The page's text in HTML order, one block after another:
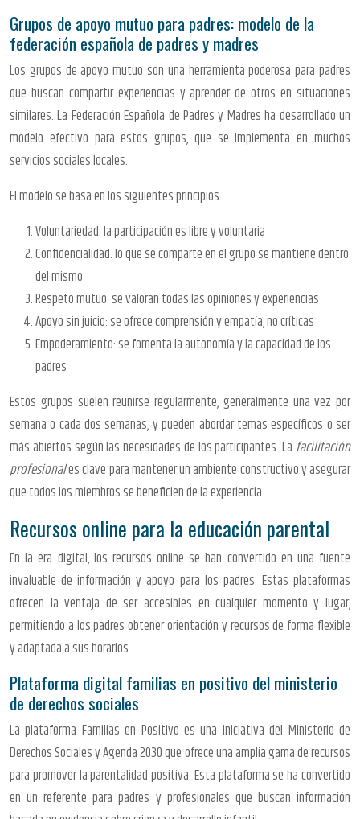
Grupos de apoyo mutuo para padres: modelo de la
federación española de padres y madres
Los grupos de apoyo mutuo son una herramienta poderosa para padres
que buscan compartir experiencias y aprender de otros en situaciones
similares. La Federación Española de Padres y Madres ha desarrollado un
modelo efectivo para estos grupos, que se implementa en muchos
servicios sociales locales.
El modelo se basa en los siguientes principios:
Voluntariedad: la participación es libre y voluntaria
Confidencialidad: lo que se comparte en el grupo se mantiene dentro
del mismo
Respeto mutuo: se valoran todas las opiniones y experiencias
Apoyo sin juicio: se ofrece comprensión y empatía, no críticas
Empoderamiento: se fomenta la autonomía y la capacidad de los
padres
Estos grupos suelen reunirse regularmente, generalmente una vez por
semana o cada dos semanas, y pueden abordar temas específicos o ser
más abiertos según las necesidades de los participantes. La facilitación
profesionales clave para mantener un ambiente constructivo y asegurar
que todos los miembros se beneficien de la experiencia.
Recursos online para la educación parental
En la era digital, los recursos online se han convertido en una fuente
invaluable de información y apoyo para los padres. Estas plataformas
ofrecen la ventaja de ser accesibles en cualquier momento y lugar,
permitiendo a los padres obtener orientación y recursos de forma flexible
y adaptada a sus horarios.
Plataforma digital familias en positivo del ministerio
de derechos sociales
La plataforma Familias en Positivo es una iniciativa del Ministerio de
Derechos Sociales y Agenda 2030 que ofrece una amplia gama de recursos
para promover la parentalidad positiva. Esta plataforma se ha convertido
en un referente para padres y profesionales que buscan información